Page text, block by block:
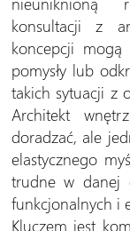
konsultacji z
koncepcji
pomysły lub
takich sytuacji z
Architekt
doradzać, ale
elastycznego
trudne w danej
funkcjonalnych i
Kluczem jest